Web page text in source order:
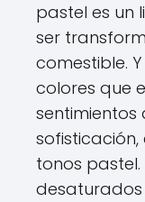
pastel es un
ser
comestible.
colores que
sentimientos
tonos pastel.